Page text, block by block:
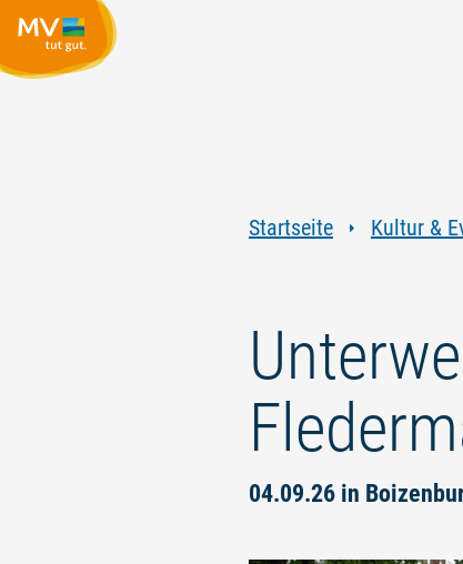
Startseite Kultur &
04.09.26 in